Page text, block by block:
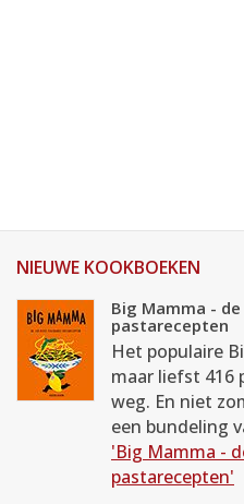
NIEUWE KOOKBOEKEN
Big Mamma -
pastarecepten
Het populaire
maar liefst 416
weg. En niet
een bundeling
'Big Mamma -
pastarecepten'